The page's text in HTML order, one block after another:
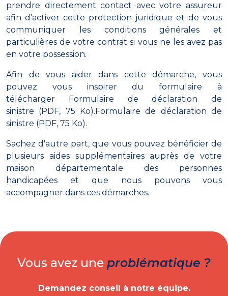
prendre directement contact avec votre assureur
afin d’activer cette protection juridique et de vous
communiquer les conditions générales et
particulières de votre contrat si vous ne les avez pas
en votre possession.
Afin de vous aider dans cette démarche, vous
pouvez vous inspirer du formulaire à
télécharger
Formulaire de déclaration de
sinistre (PDF, 75 Ko). Formulaire de déclaration de
sinistre (PDF, 75 Ko).
Sachez d'autre part, que vous pouvez bénéficier de
plusieurs aides supplémentaires auprès de votre
maison départementale des personnes
handicapées et que nous pouvons vous
accompagner dans ces démarches.
Vous avez une problématique ?
Demandez conseil à notre équipe.